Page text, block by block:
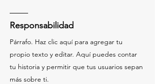
Responsabilidad
Párrafo. Haz clic aquí para agregar tu
propio texto y editar. Aquí puedes contar
tu historia y permitir que tus usuarios sepan
más sobre ti.